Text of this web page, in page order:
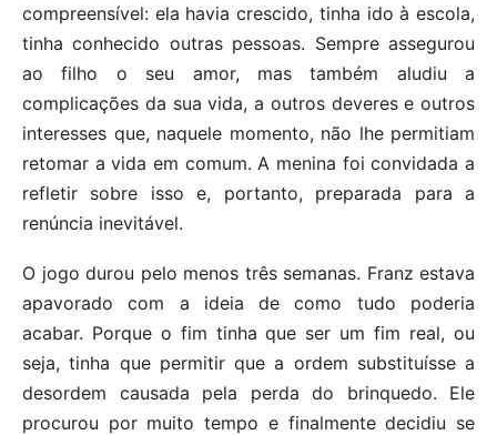
compreensível: ela havia crescido, tinha ido à escola,
tinha conhecido outras pessoas. Sempre assegurou
ao filho o seu amor, mas também aludiu a
complicações da sua vida, a outros deveres e outros
interesses que, naquele momento, não lhe permitiam
retomar a vida em comum. A menina foi convidada a
refletir sobre isso e, portanto, preparada para a
renúncia inevitável.
O jogo durou pelo menos três semanas. Franz estava
apavorado com a ideia de como tudo poderia
acabar. Porque o fim tinha que ser um fim real, ou
seja, tinha que permitir que a ordem substituísse a
desordem causada pela perda do brinquedo. Ele
procurou por muito tempo e finalmente decidiu se